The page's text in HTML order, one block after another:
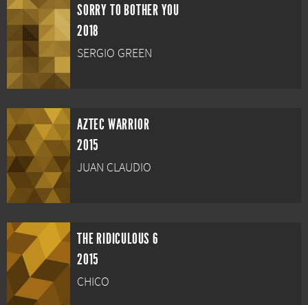
SORRY TO BOTHER YOU
2018
SERGIO GREEN
AZTEC WARRIOR
2015
JUAN CLAUDIO
THE RIDICULOUS 6
2015
CHICO